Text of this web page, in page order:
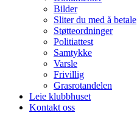
Bilder
Sliter du med å betale
Støtteordninger
Politiattest
Samtykke
Varsle
Frivillig
Grasrotandelen
Leie klubbhuset
Kontakt oss